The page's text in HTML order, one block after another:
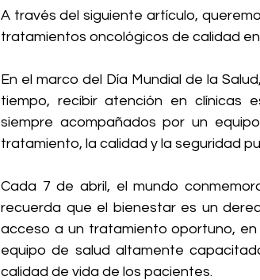
A través del siguiente artículo,
tratamientos oncológicos de calidad
En el marco del Día Mundial de la
tiempo, recibir atención en clínicas
siempre acompañados por un
tratamiento, la calidad y la seguridad
Cada 7 de abril, el mundo
recuerda que el bienestar es un
acceso a un tratamiento oportuno,
equipo de salud altamente
calidad de vida de los pacientes.